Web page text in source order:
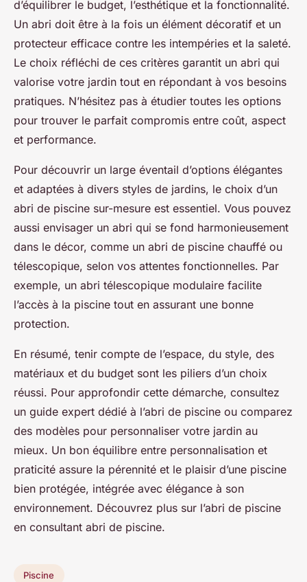
d’équilibrer le budget, l’esthétique et la fonctionnalité.
Un abri doit être à la fois un élément décoratif et un
protecteur efficace contre les intempéries et la saleté.
Le choix réfléchi de ces critères garantit un abri qui
valorise votre jardin tout en répondant à vos besoins
pratiques. N’hésitez pas à étudier toutes les options
pour trouver le parfait compromis entre coût, aspect
et performance.
Pour découvrir un large éventail d’options élégantes
et adaptées à divers styles de jardins, le choix d’un
abri de piscine sur-mesure est essentiel. Vous pouvez
aussi envisager un abri qui se fond harmonieusement
dans le décor, comme un abri de piscine chauffé ou
télescopique, selon vos attentes fonctionnelles. Par
exemple, un abri télescopique modulaire facilite
l’accès à la piscine tout en assurant une bonne
protection.
En résumé, tenir compte de l’espace, du style, des
matériaux et du budget sont les piliers d’un choix
réussi. Pour approfondir cette démarche, consultez
un guide expert dédié à l’abri de piscine ou comparez
des modèles pour personnaliser votre jardin au
mieux. Un bon équilibre entre personnalisation et
praticité assure la pérennité et le plaisir d’une piscine
bien protégée, intégrée avec élégance à son
environnement. Découvrez plus sur l’abri de piscine
en consultant abri de piscine.
Piscine